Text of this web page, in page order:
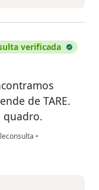
verificada
de TARE.
quadro.
•